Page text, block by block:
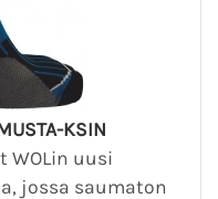
KSIN
WOLin uusi
jossa saumaton